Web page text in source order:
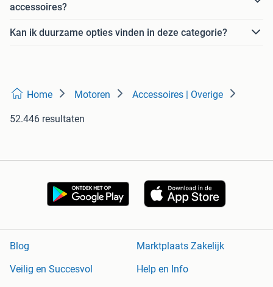
accessoires?
Kan ik duurzame opties vinden in deze categorie?
Home Motoren Accessoires | Overige
52.446 resultaten
Blog
Marktplaats Zakelijk
Veilig en Succesvol
Help en Info